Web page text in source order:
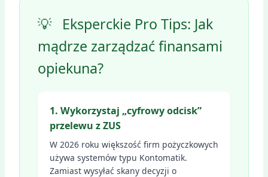
💡
Eksperckie Pro Tips: Jak
mądrze zarządzać finansami
opiekuna?
1. Wykorzystaj „cyfrowy odcisk”
przelewu z ZUS
W 2026 roku większość firm pożyczkowych
używa systemów typu Kontomatik.
Zamiast wysyłać skany decyzji o